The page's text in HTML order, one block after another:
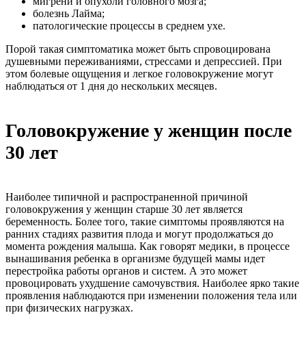
болезнь Лайма;
патологические процессы в среднем ухе.
Порой такая симптоматика может быть спровоцирована
душевными переживаниями, стрессами и депрессией. При
этом болевые ощущения и легкое головокружение могут
наблюдаться от 1 дня до нескольких месяцев.
Головокружение у женщин после
30 лет
Наиболее типичной и распространенной причиной
головокружения у женщин старше 30 лет является
беременность. Более того, такие симптомы проявляются на
ранних стадиях развития плода и могут продолжаться до
момента рождения малыша. Как говорят медики, в процессе
вынашивания ребенка в организме будущей мамы идет
перестройка работы органов и систем. А это может
провоцировать ухудшение самочувствия. Наиболее ярко такие
проявления наблюдаются при изменении положения тела или
при физических нагрузках.